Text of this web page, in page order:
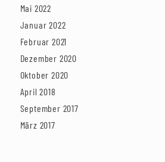
Mai 2022
Januar 2022
Februar 2021
Dezember 2020
Oktober 2020
April 2018
September 2017
März 2017